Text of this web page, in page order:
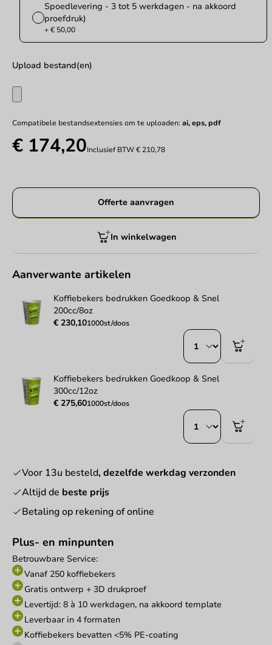
Plus- en minpunten
Betrouwbare Service:
Vanaf 250 koffiebekers
Gratis ontwerp + 3D drukproef
Levertijd: 8 à 10 werkdagen, na akkoord template
Leverbaar in 4 formaten
Koffiebekers bevatten <5% PE-coating
Spoedlevering - 3 tot 5 werkdagen - na akkoord
proefdruk)
+ € 50,00
Upload bestand(en)
Compatibele bestandsextensies om te uploaden: ai, eps, pdf
€ 174,20Inclusief BTW€ 210,78
Offerte aanvragen
In winkelwagen
Aanverwante artikelen
Koffiebekers bedrukken Goedkoop & Snel
200cc/8oz
€ 230,101000st/doos
Koffiebekers bedrukken Goedkoop & Snel
300cc/12oz
€ 275,601000st/doos
Voor 13u besteld, dezelfde werkdag verzonden
Altijd de beste prijs
Betaling op rekening of online